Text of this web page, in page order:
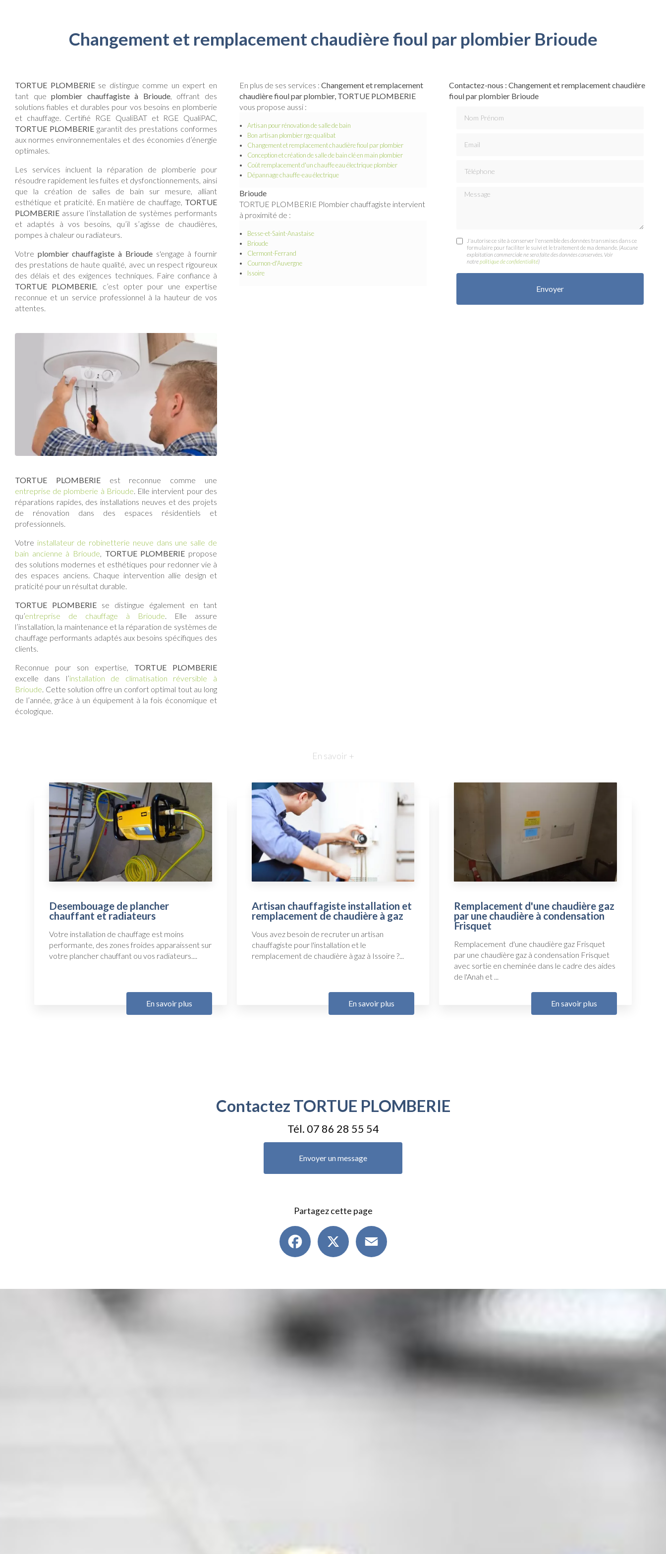
Changement et remplacement chaudière fioul par plombier Brioude
TORTUE PLOMBERIE se distingue comme un expert en
tant queplombier chauffagiste à Brioude, offrant des
solutions fiables et durables pour vos besoins en plomberie
et chauffage. Certifié RGE QualiBAT et RGE QualiPAC,
TORTUE PLOMBERIE garantit des prestations conformes
aux normes environnementales et des économies d’énergie
optimales.
Les services incluent la réparation de plomberie pour
résoudre rapidement les fuites et dysfonctionnements, ainsi
que la création de salles de bain sur mesure, alliant
esthétique et praticité. En matière de chauffage, TORTUE
PLOMBERIE assure l’installation de systèmes performants
et adaptés à vos besoins, qu’il s’agisse de chaudières,
pompes à chaleur ou radiateurs.
Votre plombier chauffagiste à Brioudes'engage à fournir
des prestations de haute qualité, avec un respect rigoureux
des délais et des exigences techniques. Faire confiance à
TORTUE PLOMBERIE, c’est opter pour une expertise
reconnue et un service professionnel à la hauteur de vos
attentes.
TORTUE PLOMBERIEest reconnue comme une
entreprise de plomberie à Brioude. Elle intervient pour des
réparations rapides, des installations neuves et des projets
de rénovation dans des espaces résidentiels et
professionnels.
Votre installateur de robinetterie neuve dans une salle de
bain ancienne à Brioude, TORTUE PLOMBERIE propose
des solutions modernes et esthétiques pour redonner vie à
des espaces anciens. Chaque intervention allie design et
praticité pour un résultat durable.
TORTUE PLOMBERIE se distingue également en tant
qu’entreprise de chauffage à Brioude. Elle assure
l’installation, la maintenance et la réparation de systèmes de
chauffage performants adaptés aux besoins spécifiques des
clients.
Reconnue pour son expertise, TORTUE PLOMBERIE
excelle dans l’installation de climatisation réversible à
Brioude. Cette solution offre un confort optimal tout au long
de l’année, grâce à un équipement à la fois économique et
écologique.
En plus de ses services : Changement et remplacement
chaudière fioul par plombier, TORTUE PLOMBERIE
vous propose aussi :
Artisan pour rénovation de salle de bain
Bon artisan plombier rge qualibat
Changement et remplacement chaudière fioul par plombier
Conception et création de salle de bain clé en main plombier
Coût remplacement d'un chauffe eau électrique plombier
Dépannage chauffe-eau électrique
Brioude
TORTUE PLOMBERIE Plombier chauffagiste intervient
à proximité de :
Besse-et-Saint-Anastaise
Brioude
Clermont-Ferrand
Cournon-d'Auvergne
Issoire
Contactez-nous : Changement et remplacement chaudière
fioul par plombier Brioude
Message
J'autorise ce site à conserver l'ensemble des données transmises dans ce
formulaire pour faciliter le suivi et le traitement de ma demande. (Aucune
exploitation commerciale ne sera faite des données conservées. Voir
notrepolitique de confidentialité)
En savoir +
Desembouage de plancher
chauffant et radiateurs
Votre installation de chauffage est moins
performante, des zones froides apparaissent sur
votre plancher chauffant ou vos radiateurs....
En savoir plus
Artisan chauffagiste installation et
remplacement de chaudière à gaz
Vous avez besoin de recruter un artisan
chauffagiste pour l'installation et le
remplacement de chaudière à gaz à Issoire ?...
En savoir plus
Remplacement d'une chaudière gaz
par une chaudière à condensation
Frisquet
Remplacement d'une chaudière gaz Frisquet
par une chaudière gaz à condensation Frisquet
avec sortie en cheminée dans le cadre des aides
de l'Anah et ...
En savoir plus
Contactez TORTUE PLOMBERIE
Tél. 07 86 28 55 54
Envoyer un message
Partagez cette page
Facebook